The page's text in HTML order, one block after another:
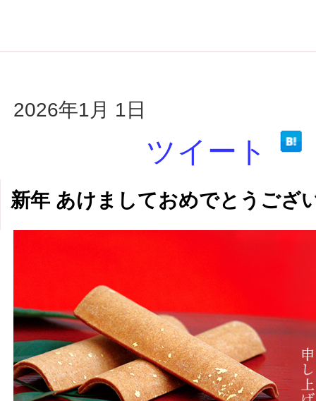
2026年1月 1日
ツイート
新年 あけましておめでとうござ